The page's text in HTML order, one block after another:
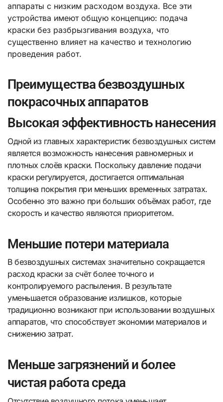
аппараты с низким расходом воздуха. Все эти
устройства имеют общую концепцию: подача
краски без разбрызгивания воздуха, что
существенно влияет на качество и технологию
проведения работ.
Преимущества безвоздушных
покрасочных аппаратов
Высокая эффективность нанесения
Одной из главных характеристик безвоздушных систем
является возможность нанесения равномерных и
плотных слоёв краски. Поскольку давление подачи
краски регулируется, достигается оптимальная
толщина покрытия при меньших временных затратах.
Особенно это важно при больших объёмах работ, где
скорость и качество являются приоритетом.
Меньшие потери материала
В безвоздушных системах значительно сокращается
расход краски за счёт более точного и
контролируемого распыления. В результате
уменьшается образование излишков, которые
традиционно возникают при использовании воздушных
аппаратов, что способствует экономии материалов и
снижению затрат.
Меньше загрязнений и более
чистая работа среда